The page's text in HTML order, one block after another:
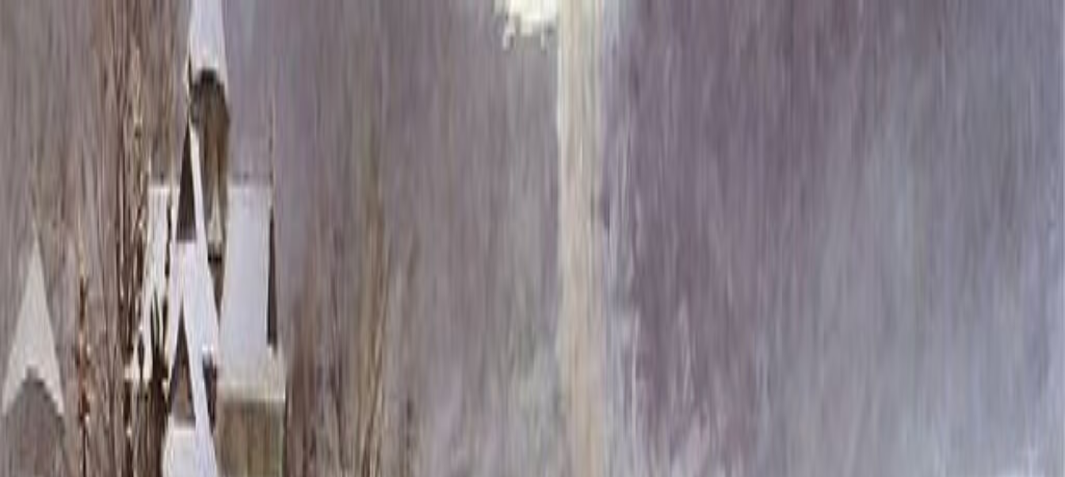
Блог Гарантия
Услуги
Контакты
Скидка 5.00% на Надгробные плиты
Скидка 5.00% на Надгробные плиты
Памятник ММ/M-1792
Памятники По цене Бюджетные памятники / Памятник ММ/M-1792